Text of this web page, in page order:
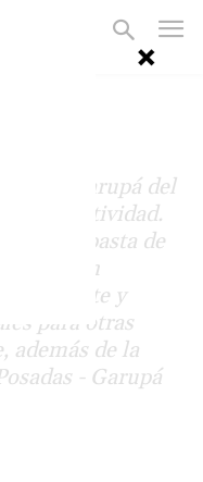
a
- Garupá del
de inactividad.
pasta de
Buscan
mate y
para otras
además de la
- Garupá